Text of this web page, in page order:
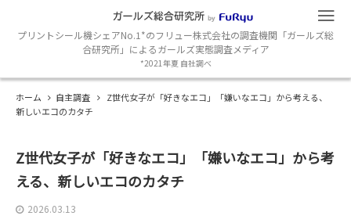
プリントシール機シェアNo.1*のフリュー株式会社の調査機関「ガールズ総
合研究所」によるガールズ実態調査メディア
*2021年夏 自社調べ
ホーム 自主調査
Z世代女子が「好きなエコ」「嫌いなエコ」から考える、
新しいエコのカタチ
Z世代女子が「好きなエコ」「嫌いなエコ」から考
える、新しいエコのカタチ
2026.03.13